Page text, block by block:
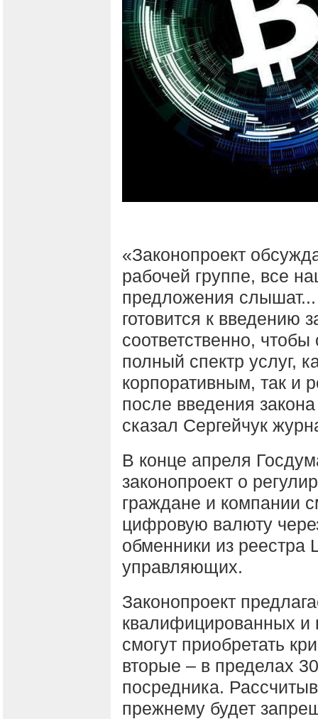
«Законопроект
рабочей группе, все
предложения
готовится к введению
соответственно, чтобы
полный спектр услуг,
корпоративным, так и
после введения
сказал Сергейчук
В конце апреля
законопроект о
граждане и компании
цифровую валюту
обменники из реестра
управляющих.
Законопроект
квалифицированных
смогут приобретать
вторые – в пределах
посредника.
прежнему будет